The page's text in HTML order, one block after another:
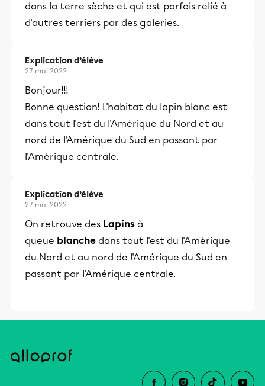
dans la terre sèche et qui est parfois relié à
d'autres terriers par des galeries.
Explication d’élève
27 mai 2022
Bonjour!!!
Bonne question! L'habitat du lapin blanc est
dans tout l'est du l'Amérique du Nord et au
nord de l'Amérique du Sud en passant par
l'Amérique centrale.
Explication d’élève
27 mai 2022
On retrouve des Lapins à
queue blanche dans tout l'est du l'Amérique
du Nord et au nord de l'Amérique du Sud en
passant par l'Amérique centrale.